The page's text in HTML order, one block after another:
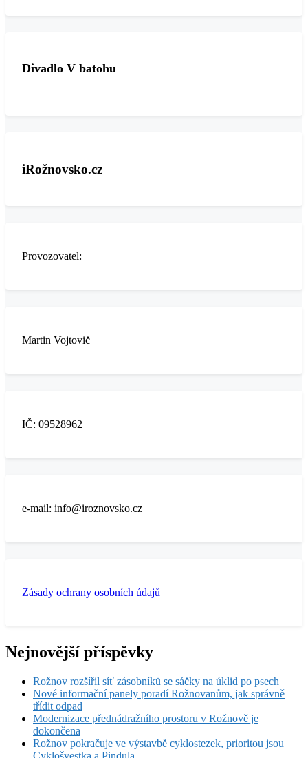
Divadlo V batohu
iRožnovsko.cz
Provozovatel:
Martin Vojtovič
IČ: 09528962
e-mail: info@iroznovsko.cz
Zásady ochrany osobních údajů
Nejnovější příspěvky
Rožnov rozšířil síť zásobníků se sáčky na úklid po psech
Nové informační panely poradí Rožnovanům, jak správně
třídit odpad
Modernizace přednádražního prostoru v Rožnově je
dokončena
Rožnov pokračuje ve výstavbě cyklostezek, prioritou jsou